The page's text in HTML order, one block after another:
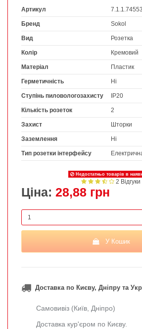
Артикул
7.1.1.74553
Бренд Sokol
Вид Розетка
Колір Кремовий
Матеріал Пластик
Герметичність Ні
Ступінь пиловологозахисту IP20
Кількість розеток 2
Захист Шторки
Заземлення Ні
Тип розетки інтерфейсу
Недостатньо товарів в
2 Відгуки
Ціна: 28,88 грн
У Кошик
Доставка по Києву, Дніпру та
Самовивіз (Київ, Дніпро)
Доставка кур'єром по Києву.